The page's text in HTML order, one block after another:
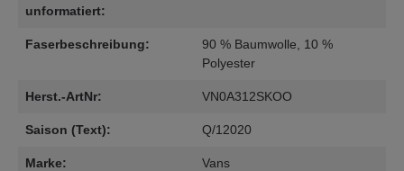
unformatiert:
Faserbeschreibung:
90 % Baumwolle, 10 %
Polyester
Herst.-ArtNr: VN0A312SKOO
Saison (Text): Q/12020
Marke: Vans